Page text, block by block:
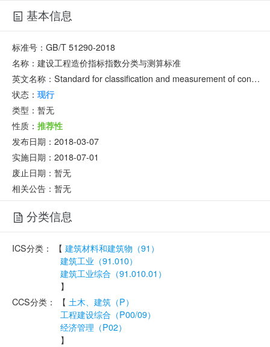
基本信息
标准号： GB/T 51290-2018
名称： 建设工程造价指标指数分类与测算标准
英文名称： Standard for classification and measurement of construction cost index
状态： 现行
类型： 暂无
性质： 推荐性
发布日期： 2018-03-07
实施日期： 2018-07-01
废止日期： 暂无
相关公告：暂无
分类信息
ICS分类： 【 建筑材料和建筑物（91）
建筑工业（91.010）
建筑工业综合（91.010.01）
】
CCS分类：
【 土木、建筑（P）
工程建设综合（P00/09）
经济管理（P02）
】